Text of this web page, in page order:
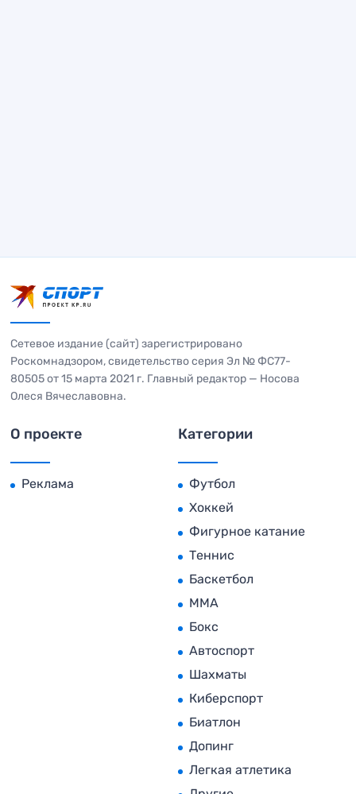
Сетевое издание (сайт) зарегистрировано
Роскомнадзором, свидетельство серия Эл № ФС77-
80505 от 15 марта 2021 г. Главный редактор — Носова
Олеся Вячеславовна.
О проекте
Реклама
Категории
Футбол
Хоккей
Фигурное катание
Теннис
Баскетбол
MMA
Бокс
Автоспорт
Шахматы
Киберспорт
Биатлон
Допинг
Легкая атлетика